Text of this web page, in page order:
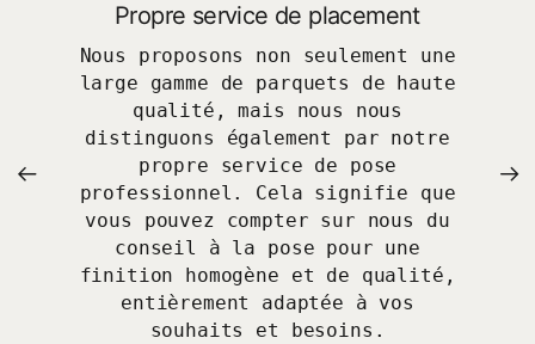
Propre service de placement
Nous proposons non seulement une
large gamme de parquets de haute
qualité, mais nous nous
distinguons également par notre
propre service de pose
professionnel. Cela signifie que
vous pouvez compter sur nous du
conseil à la pose pour une
finition homogène et de qualité,
entièrement adaptée à vos
souhaits et besoins.